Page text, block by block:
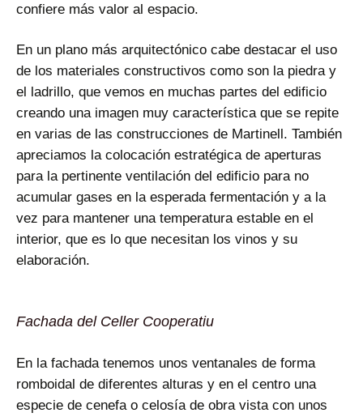
confiere más valor al espacio.
En un plano más arquitectónico cabe destacar el uso
de los materiales constructivos como son la piedra y
el ladrillo, que vemos en muchas partes del edificio
creando una imagen muy característica que se repite
en varias de las construcciones de Martinell. También
apreciamos la colocación estratégica de aperturas
para la pertinente ventilación del edificio para no
acumular gases en la esperada fermentación y a la
vez para mantener una temperatura estable en el
interior, que es lo que necesitan los vinos y su
elaboración.
Fachada del Celler Cooperatiu
En la fachada tenemos unos ventanales de forma
romboidal de diferentes alturas y en el centro una
especie de cenefa o celosía de obra vista con unos